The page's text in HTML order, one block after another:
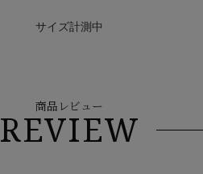
サイズ計測中
商品レビュー
REVIEW